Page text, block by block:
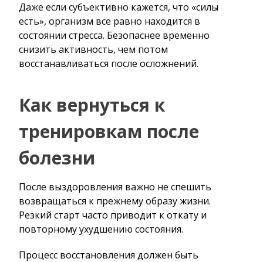
Даже если субъективно кажется, что «силы
есть», организм все равно находится в
состоянии стресса. Безопаснее временно
снизить активность, чем потом
восстанавливаться после осложнений.
Как вернуться к
тренировкам после
болезни
После выздоровления важно не спешить
возвращаться к прежнему образу жизни.
Резкий старт часто приводит к откату и
повторному ухудшению состояния.
Процесс восстановления должен быть